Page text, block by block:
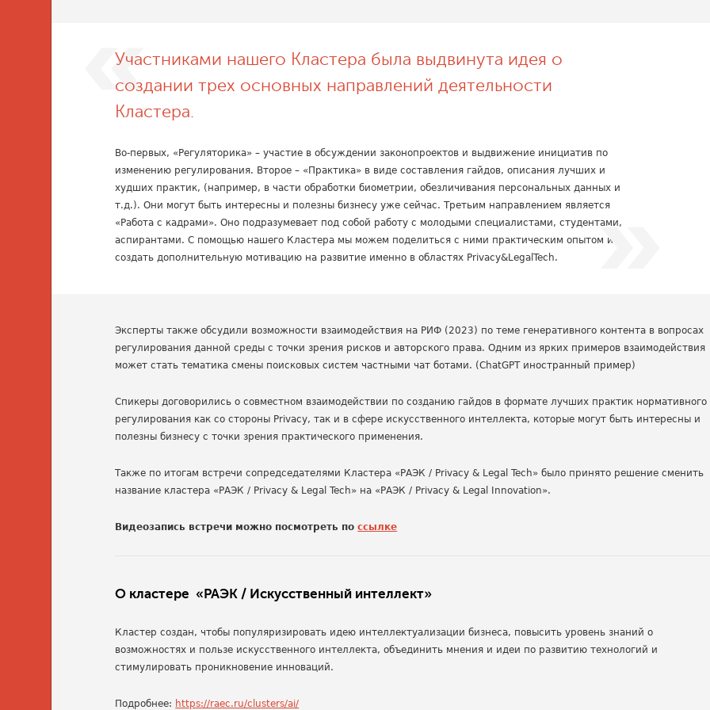
Участниками нашего Кластера была выдвинута идея о
создании трех основных направлений деятельности
Кластера.
Во-первых, «Регуляторика» – участие в обсуждении законопроектов и выдвижение инициатив по
изменению регулирования. Второе – «Практика» в виде составления гайдов, описания лучших и
худших практик, (например, в части обработки биометрии, обезличивания персональных данных и
т.д.). Они могут быть интересны и полезны бизнесу уже сейчас. Третьим направлением является
«Работа с кадрами». Оно подразумевает под собой работу с молодыми специалистами, студентами,
аспирантами. С помощью нашего Кластера мы можем поделиться с ними практическим опытом и
создать дополнительную мотивацию на развитие именно в областях Privacy&LegalTech.
Эксперты также обсудили возможности взаимодействия на РИФ (2023) по теме генеративного контента в вопросах
регулирования данной среды с точки зрения рисков и авторского права. Одним из ярких примеров взаимодействия
может стать тематика смены поисковых систем частными чат ботами. (ChatGPT иностранный пример)
Спикеры договорились о совместном взаимодействии по созданию гайдов в формате лучших практик нормативного
регулирования как со стороны Privacy, так и в сфере искусственного интеллекта, которые могут быть интересны и
полезны бизнесу с точки зрения практического применения.
Также по итогам встречи сопредседателями Кластера «РАЭК / Privacy & Legal Tech» было принято решение сменить
название кластера «РАЭК / Privacy & Legal Tech» на «РАЭК / Privacy & Legal Innovation».
Видеозапись встречи можно посмотреть поссылке
О кластере «РАЭК / Искусственный интеллект»
Кластер создан, чтобы популяризировать идею интеллектуализации бизнеса, повысить уровень знаний о
возможностях и пользе искусственного интеллекта, объединить мнения и идеи по развитию технологий и
стимулировать проникновение инноваций.
Подробнее: https://raec.ru/clusters/ai/